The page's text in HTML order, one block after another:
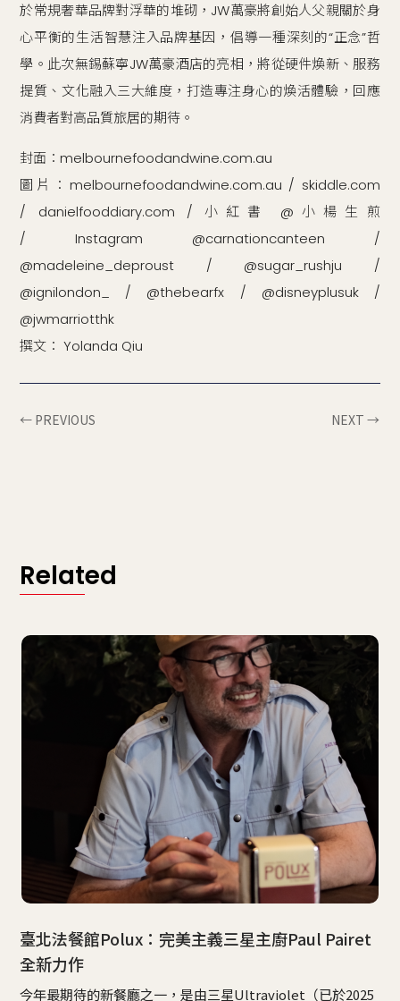
於常規奢華品牌對浮華的堆砌，JW萬豪將創始人父親關於身
心平衡的生活智慧注入品牌基因，倡導一種深刻的“正念”哲
學。此次無錫蘇寧JW萬豪酒店的亮相，將從硬件煥新、服務
提質、文化融入三大維度，打造專注身心的煥活體驗，回應
消費者對高品質旅居的期待。
封面：melbournefoodandwine.com.au
圖片：melbournefoodandwine.com.au / skiddle.com
/ danielfooddiary.com / 小紅書 @小楊生煎
/ Instagram @carnationcanteen /
@madeleine_deproust / @sugar_rushju /
@ignilondon_ / @thebearfx / @disneyplusuk /
@jwmarriotthk
撰文： Yolanda Qiu
← PREVIOUS NEXT →
Related
臺北法餐館Polux：完美主義三星主廚Paul Pairet
全新力作
今年最期待的新餐廳之一，是由三星Ultraviolet（已於2025